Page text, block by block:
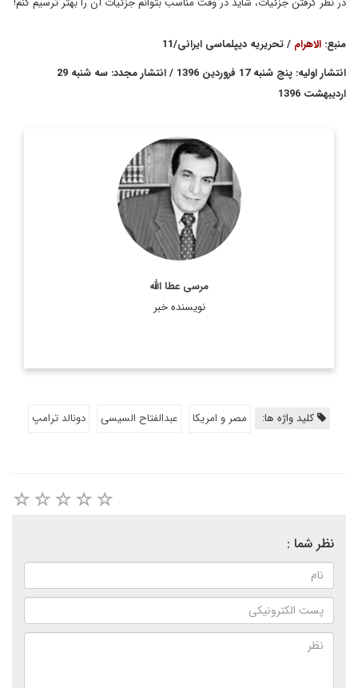
منبع: الاهرام / تحریریه دیپلماسی ایرانی/11
انتشار اولیه: پنج شنبه 17 فروردین 1396 / انتشار مجدد: سه شنبه 29
اردیبهشت 1396
مرسی عطا الله
نویسنده خبر
مرسي عطا الله، روزنامه‌نگار و تحليلگر مشهور مصري است كه معاون
اسبق سخنگوي ارتش مصر و رئيس اسبق شوراي اداري روزنامه
الاهرام بوده است.
اطلاعات بیشتر
کلید واژه ها: مصر و امریکا عبدالفتاح السیسی دونالد ترامپ
نظر شما :